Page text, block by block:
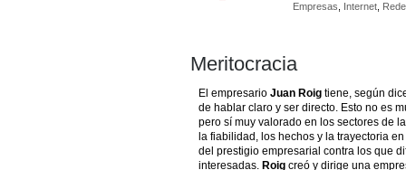
Empresas
Internet
Meritocracia
El empresario Juan Roig tiene, según
de hablar claro y ser directo. Esto no es
pero sí muy valorado en los sectores de
la fiabilidad, los hechos y la trayectoria
del prestigio empresarial contra los que
interesadas. Roig creó y dirige una